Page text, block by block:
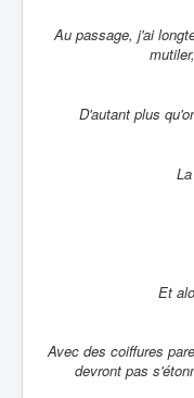
Au passage, j'ai
D'autant plus
Et
Avec des coiffures
devront pas